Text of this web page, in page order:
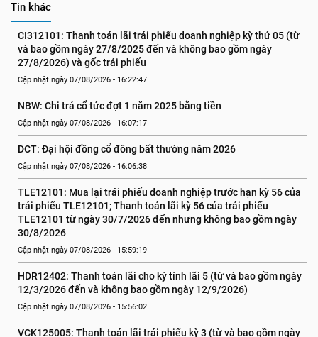
Tin khác
CI312101: Thanh toán lãi trái phiếu doanh nghiệp kỳ thứ 05 (từ
và bao gồm ngày 27/8/2025 đến và không bao gồm ngày
27/8/2026) và gốc trái phiếu
Cập nhật ngày 07/08/2026 - 16:22:47
NBW: Chi trả cổ tức đợt 1 năm 2025 bằng tiền
Cập nhật ngày 07/08/2026 - 16:07:17
DCT: Đại hội đồng cổ đông bất thường năm 2026
Cập nhật ngày 07/08/2026 - 16:06:38
TLE12101: Mua lại trái phiếu doanh nghiệp trước hạn kỳ 56 của
trái phiếu TLE12101; Thanh toán lãi kỳ 56 của trái phiếu
TLE12101 từ ngày 30/7/2026 đến nhưng không bao gồm ngày
30/8/2026
Cập nhật ngày 07/08/2026 - 15:59:19
HDR12402: Thanh toán lãi cho kỳ tính lãi 5 (từ và bao gồm ngày
12/3/2026 đến và không bao gồm ngày 12/9/2026)
Cập nhật ngày 07/08/2026 - 15:56:02
VCK125005: Thanh toán lãi trái phiếu kỳ 3 (từ và bao gồm ngày